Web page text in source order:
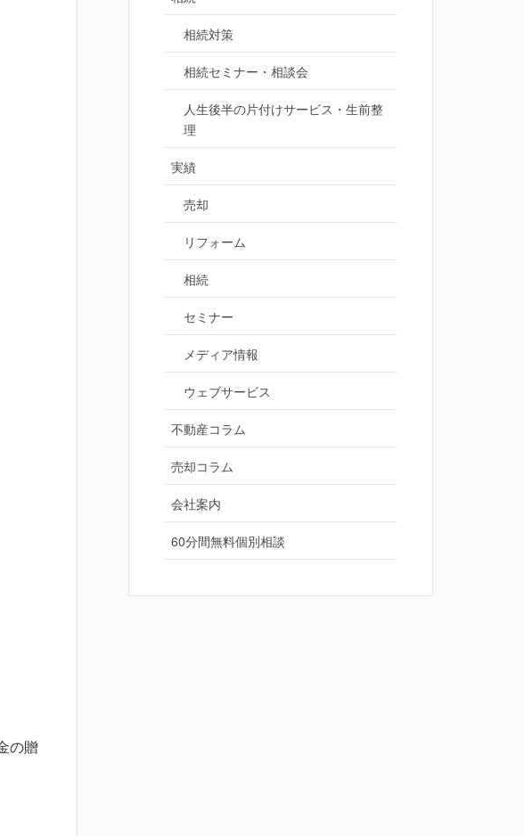
の贈
相続対策
相続セミナー・相談会
人生後半の片付けサービス・生前整
理
実績
売却
リフォーム
相続
セミナー
メディア情報
ウェブサービス
不動産コラム
売却コラム
会社案内
60分間無料個別相談